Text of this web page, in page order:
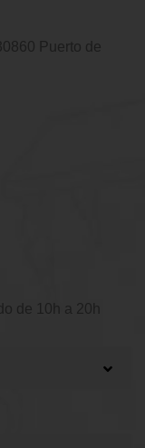
Puerto de
de 10h a 20h